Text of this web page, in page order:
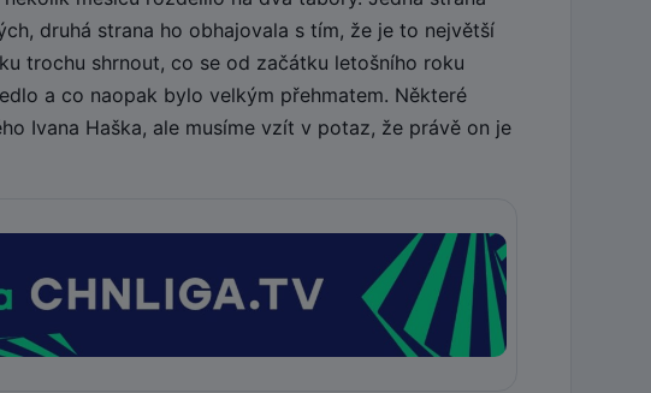
druhá strana ho obhajovala s tím, že je to největší
trochu shrnout, co se od začátku letošního roku
a co naopak bylo velkým přehmatem. Některé
Ivana Haška, ale musíme vzít v potaz, že právě on je